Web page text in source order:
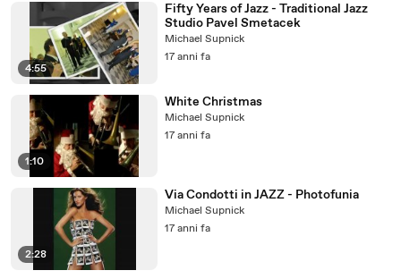
4:55
Fifty Years of Jazz - Traditional Jazz
Studio Pavel Smetacek
Michael Supnick
17 anni fa
1:10
White Christmas
Michael Supnick
17 anni fa
2:28
Via Condotti in JAZZ - Photofunia
Michael Supnick
17 anni fa